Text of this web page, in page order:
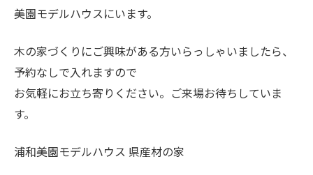
美園モデルハウスにいます。
木の家づくりにご興味がある方いらっしゃいましたら、
予約なしで入れますので
お気軽にお立ち寄りください。ご来場お待ちしていま
す。
浦和美園モデルハウス 県産材の家